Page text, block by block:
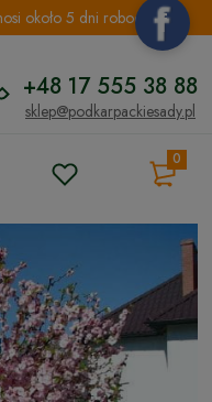
około 5 dni roboczych.
+48 17 555 38 88
sklep@podkarpackiesady.pl
0